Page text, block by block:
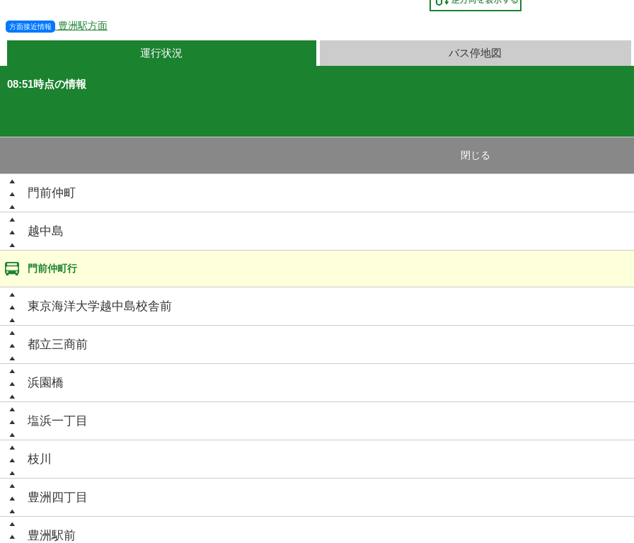
方面接近情報 豊洲駅方面
運行状況 バス停地図
08:51時点の情報
閉じる
門前仲町
越中島
門前仲町行
東京海洋大学越中島校舎前
都立三商前
浜園橋
塩浜一丁目
枝川
豊洲四丁目
豊洲駅前